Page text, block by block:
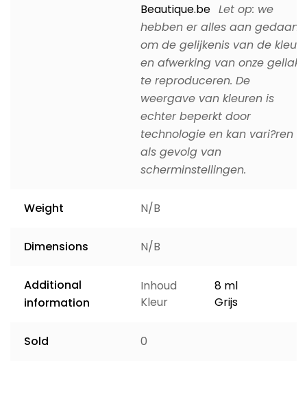
Beautique.be Let op: we
hebben er alles aan gedaan
om de gelijkenis van de kleur
en afwerking van onze gellak
te reproduceren. De
weergave van kleuren is
echter beperkt door
technologie en kan vari?ren
als gevolg van
scherminstellingen.
Weight N/B
Dimensions N/B
Additional
information
Inhoud
8 ml
Kleur
Grijs
Sold 0